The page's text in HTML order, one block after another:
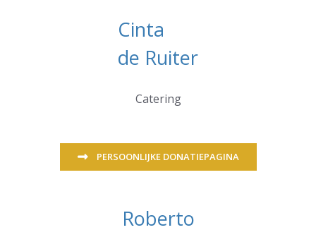
Cinta
de Ruiter
Catering
PERSOONLIJKE DONATIEPAGINA
Roberto